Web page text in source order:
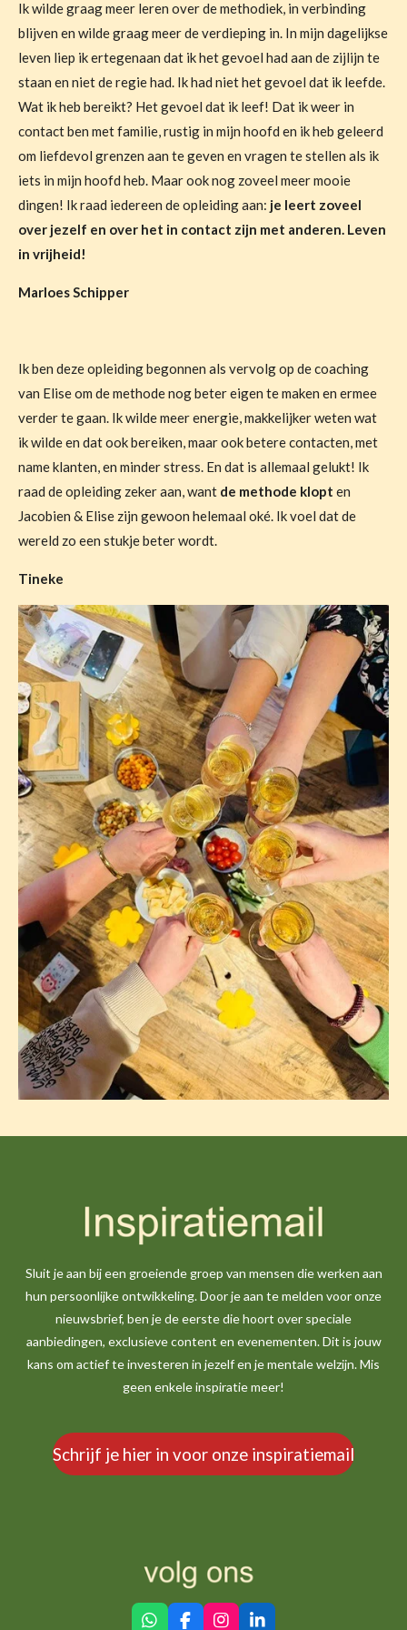
Ik wilde graag meer leren over de methodiek, in verbinding
blijven en wilde graag meer de verdieping in. In mijn dagelijkse
leven liep ik ertegenaan dat ik het gevoel had aan de zijlijn te
staan en niet de regie had. Ik had niet het gevoel dat ik leefde.
Wat ik heb bereikt? Het gevoel dat ik leef! Dat ik weer in
contact ben met familie, rustig in mijn hoofd en ik heb geleerd
om liefdevol grenzen aan te geven en vragen te stellen als ik
iets in mijn hoofd heb. Maar ook nog zoveel meer mooie
dingen! Ik raad iedereen de opleiding aan: je leert zoveel
over jezelf en over het in contact zijn met anderen. Leven
in vrijheid!
Marloes Schipper
Ik ben deze opleiding begonnen als vervolg op de coaching
van Elise om de methode nog beter eigen te maken en ermee
verder te gaan. Ik wilde meer energie, makkelijker weten wat
ik wilde en dat ook bereiken, maar ook betere contacten, met
name klanten, en minder stress. En dat is allemaal gelukt! Ik
raad de opleiding zeker aan, want de methode klopt en
Jacobien & Elise zijn gewoon helemaal oké. Ik voel dat de
wereld zo een stukje beter wordt.
Tineke
Sluit je aan bij een groeiende groep van mensen die werken aan
hun persoonlijke ontwikkeling. Door je aan te melden voor onze
nieuwsbrief, ben je de eerste die hoort over speciale
aanbiedingen, exclusieve content en evenementen. Dit is jouw
kans om actief te investeren in jezelf en je mentale welzijn. Mis
geen enkele inspiratie meer!
Schrijf je hier in voor onze inspiratiemail